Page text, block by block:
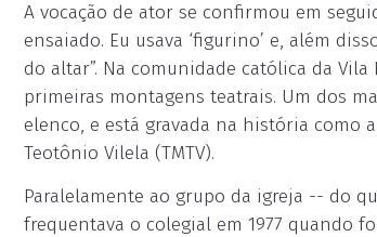
A vocação de ator se confirmou em
ensaiado. Eu usava ‘figurino’ e, além
do altar”. Na comunidade católica da
primeiras montagens teatrais. Um dos
elenco, e está gravada na história como
Teotônio Vilela (TMTV).
Paralelamente ao grupo da igreja -- do
frequentava o colegial em 1977 quando